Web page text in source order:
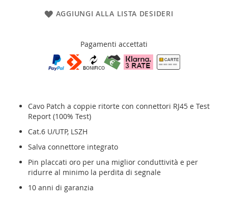
AGGIUNGI ALLA LISTA DESIDERI
Pagamenti accettati
Cavo Patch a coppie ritorte con connettori RJ45 e Test
Report (100% Test)
Cat.6 U/UTP, LSZH
Salva connettore integrato
Pin placcati oro per una miglior conduttività e per
ridurre al minimo la perdita di segnale
10 anni di garanzia